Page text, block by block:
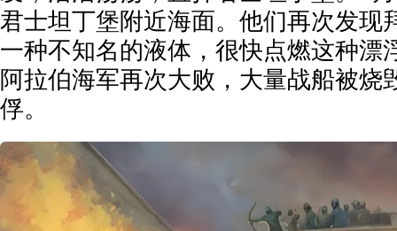
君士坦丁堡附近海面。他们再次发现
一种不知名的液体，很快点燃这种漂
阿拉伯海军再次大败，大量战船被烧
俘。